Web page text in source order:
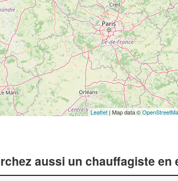
Leaflet | Map data ©
aussi un chauffagiste